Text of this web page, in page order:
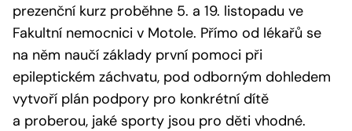
prezenční kurz proběhne 5. a 19. listopadu ve
Fakultní nemocnici v Motole. Přímo od lékařů se
na něm naučí základy první pomoci při
epileptickém záchvatu, pod odborným dohledem
vytvoří plán podpory pro konkrétní dítě
a proberou, jaké sporty jsou pro děti vhodné.